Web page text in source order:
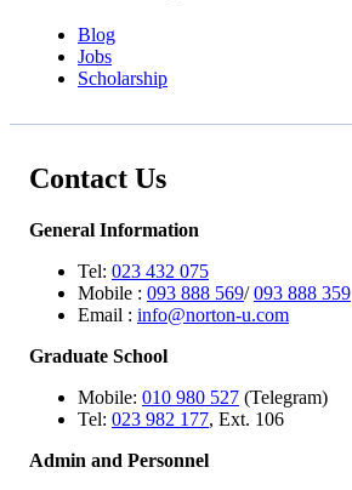
Blog
Jobs
Scholarship
Contact Us
General Information
Tel: 023 432 075
Mobile : 093 888 569/093 888 359
Email : info@norton-u.com
Graduate School
Mobile: 010 980 527 (Telegram)
Tel: 023 982 177, Ext. 106
Admin and Personnel